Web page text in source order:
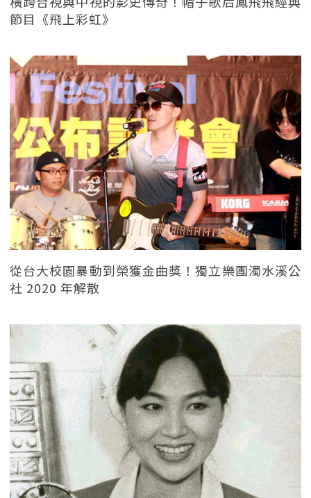
節目《飛上彩虹》
從台大校園暴動到榮獲金曲獎！獨立樂團濁水溪公
社 2020 年解散